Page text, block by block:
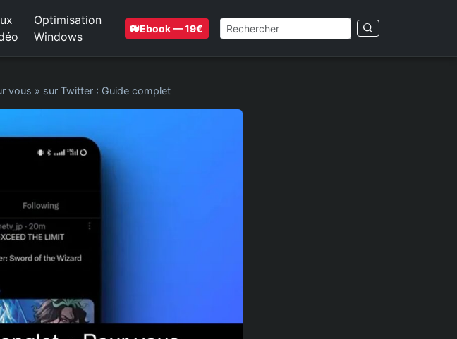
Optimisation
Windows
Ebook — 19€
vous » sur Twitter : Guide complet